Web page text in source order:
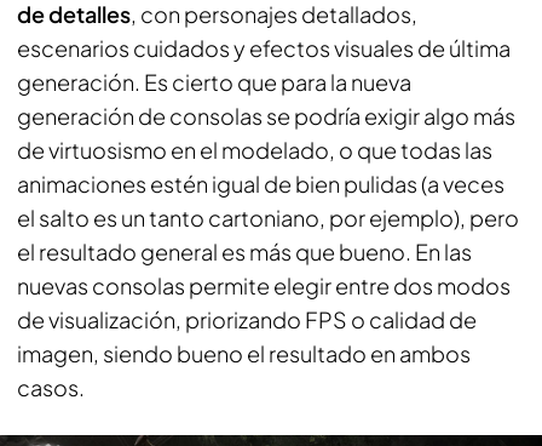
de detalles, con personajes detallados,
escenarios cuidados y efectos visuales de última
generación. Es cierto que para la nueva
generación de consolas se podría exigir algo más
de virtuosismo en el modelado, o que todas las
animaciones estén igual de bien pulidas (a veces
el salto es un tanto cartoniano, por ejemplo), pero
el resultado general es más que bueno. En las
nuevas consolas permite elegir entre dos modos
de visualización, priorizando FPS o calidad de
imagen, siendo bueno el resultado en ambos
casos.